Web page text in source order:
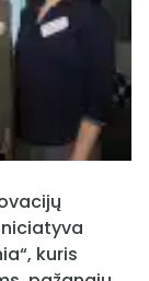
kuris